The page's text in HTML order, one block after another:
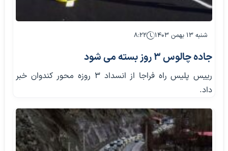
شنبه ۱۳ بهمن ۱۴۰۳ ۸:۲۲
جاده چالوس 3 روز بسته می شود
رییس پلیس راه فراجا از انسداد 3 روزه محور کندوان خبر
داد.